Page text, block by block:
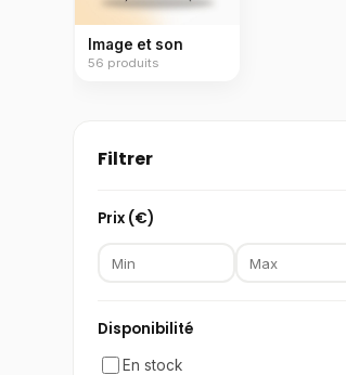
Image et son
56 produits
Filtrer
Prix (€)
Disponibilité
En stock